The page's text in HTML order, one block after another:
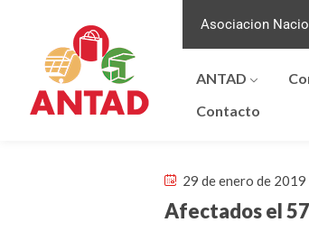
Asociacion
ANTAD
Contacto
29 de enero de 2019
Afectados el